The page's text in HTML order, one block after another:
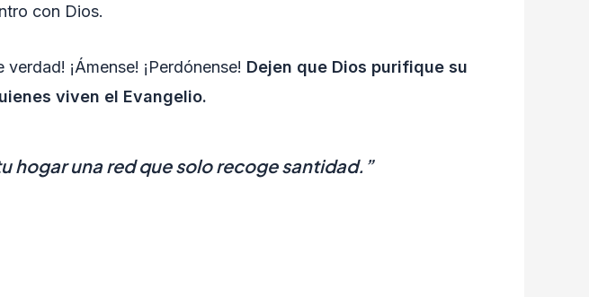
con Dios.
¡Ámense! ¡Perdónense! Dejen que Dios purifique su
viven el Evangelio.
hogar una red que solo recoge santidad.”